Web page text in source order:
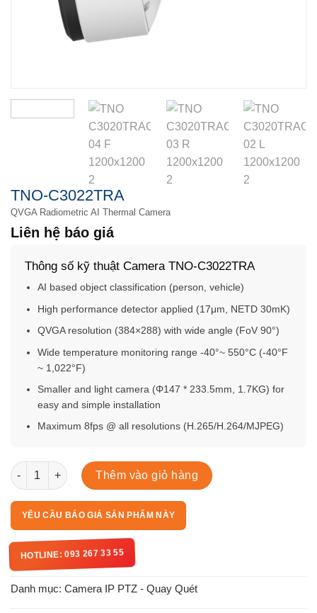
TNO-C3022TRA
QVGA Radiometric AI Thermal Camera
Liên hệ báo giá
Thông số kỹ thuật Camera TNO-C3022TRA
AI based object classification (person, vehicle)
High performance detector applied (17μm, NETD 30mK)
QVGA resolution (384×288) with wide angle (FoV 90°)
Wide temperature monitoring range -40°~ 550°C (-40°F
~ 1,022°F)
Smaller and light camera (Φ147 * 233.5mm, 1.7KG) for
easy and simple installation
Maximum 8fps @ all resolutions (H.265/H.264/MJPEG)
TNO-C3022TRA số lượng
Thêm vào giỏ hàng
YÊU CẦU BÁO GIÁ SẢN PHẨM NÀY
HOTLINE: 093 267 33 55
Danh mục: Camera IP PTZ - Quay Quét